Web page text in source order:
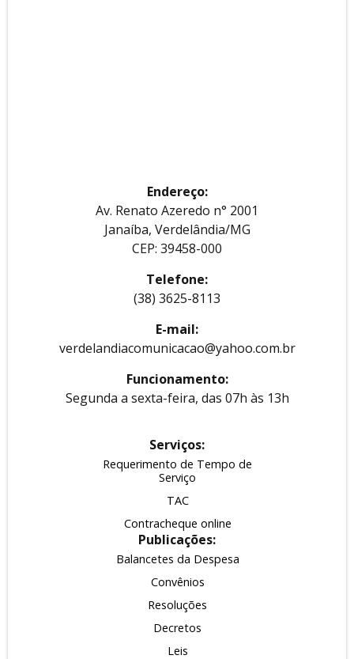
Endereço:
Av. Renato Azeredo n° 2001
Janaíba, Verdelândia/MG
CEP: 39458-000
Telefone:
(38) 3625-8113
E-mail:
verdelandiacomunicacao@yahoo.com.br
Funcionamento:
Segunda a sexta-feira, das 07h às 13h
Serviços:
Requerimento de Tempo de
Serviço
TAC
Contracheque online
Publicações:
Balancetes da Despesa
Convênios
Resoluções
Decretos
Leis